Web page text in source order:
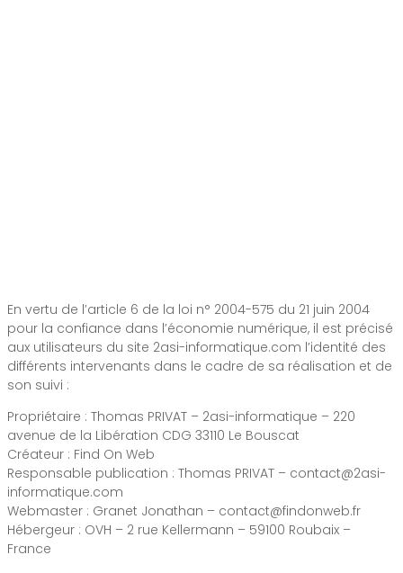
En vertu de l’article 6 de la loi n° 2004-575 du 21 juin 2004
pour la confiance dans l’économie numérique, il est précisé
aux utilisateurs du site 2asi-informatique.com l’identité des
différents intervenants dans le cadre de sa réalisation et de
son suivi :
Propriétaire : Thomas PRIVAT – 2asi-informatique – 220
avenue de la Libération CDG 33110 Le Bouscat
Créateur : Find On Web
Responsable publication : Thomas PRIVAT – contact@2asi-
informatique.com
Webmaster : Granet Jonathan – contact@findonweb.fr
Hébergeur : OVH – 2 rue Kellermann – 59100 Roubaix –
France